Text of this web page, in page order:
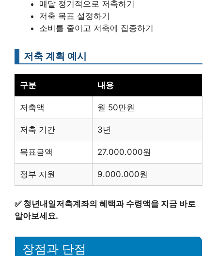
매달 정기적으로 저축하기
저축 목표 설정하기
소비를 줄이고 저축에 집중하기
저축 계획 예시
구분 내용
저축액 월 50만원
저축 기간 3년
목표금액 27.000.000원
정부 지원 9.000.000원
✅ 청년내일저축계좌의 혜택과 수령액을 지금 바로
알아보세요.
장점과 단점